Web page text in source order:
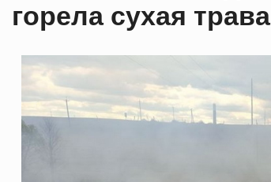
горела сухая трава